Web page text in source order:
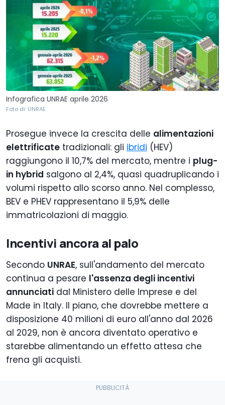
Infografica UNRAE aprile 2026
Foto di: UNRAE
Prosegue invece la crescita delle alimentazioni
elettrificate tradizionali: gli ibridi (HEV)
raggiungono il 10,7% del mercato, mentre i plug-
in hybrid salgono al 2,4%, quasi quadruplicando i
volumi rispetto allo scorso anno. Nel complesso,
BEV e PHEV rappresentano il 5,9% delle
immatricolazioni di maggio.
Incentivi ancora al palo
Secondo UNRAE, sull'andamento del mercato
continua a pesare l'assenza degli incentivi
annunciati dal Ministero delle Imprese e del
Made in Italy. Il piano, che dovrebbe mettere a
disposizione 40 milioni di euro all'anno dal 2026
al 2029, non è ancora diventato operativo e
starebbe alimentando un effetto attesa che
frena gli acquisti.